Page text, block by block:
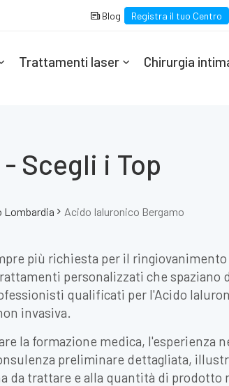
Blog Registra il tuo Centro
Trattamenti laser Chirurgia
Scegli i Top
Lombardia Acido Ialuronico Bergamo
più richiesta per il ringiovanimento
personalizzati che spaziano
qualificati per l'Acido
invasiva.
la formazione medica, l'esperienza
preliminare dettagliata,
da trattare e alla quantità di prodotto